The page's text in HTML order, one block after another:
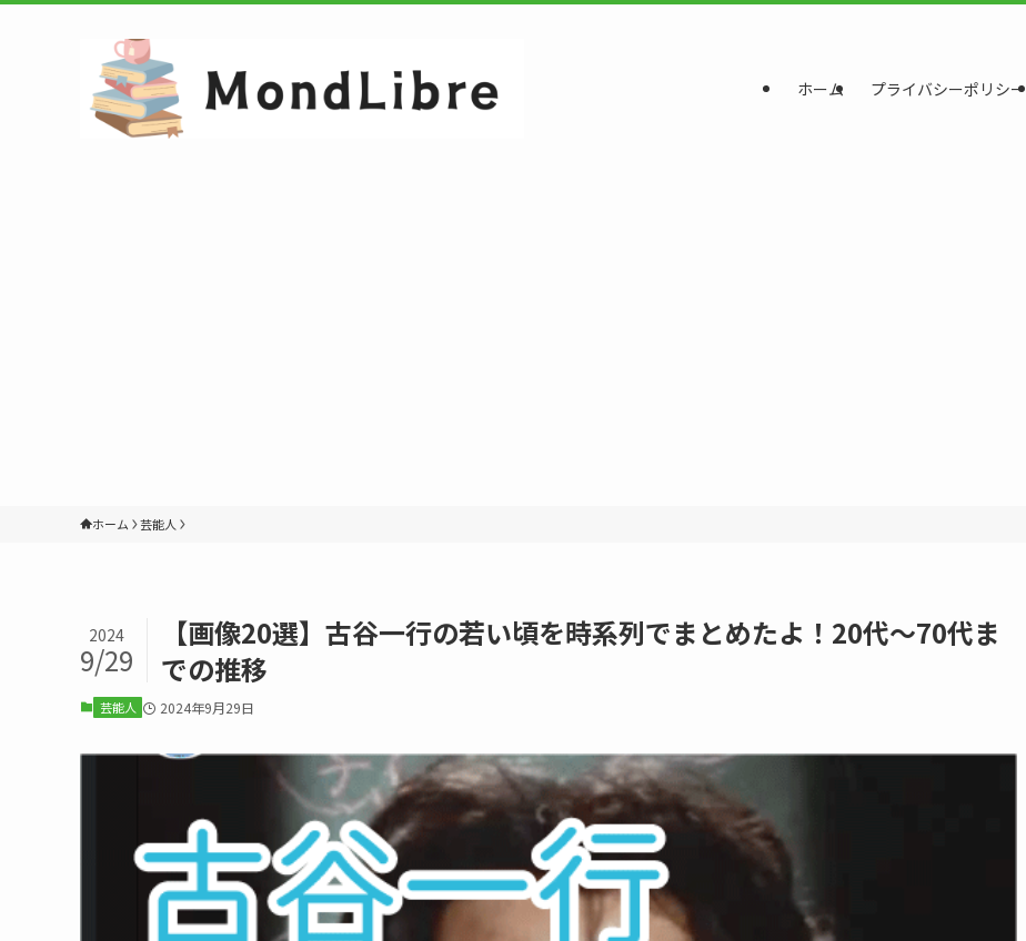
ホーム プライバシーポリシー
ホーム 芸能人
【画像20選】古谷一行の若い頃を時系列でまとめたよ！20代～70代ま
での推移
2024
9/29
芸能人 2024年9月29日